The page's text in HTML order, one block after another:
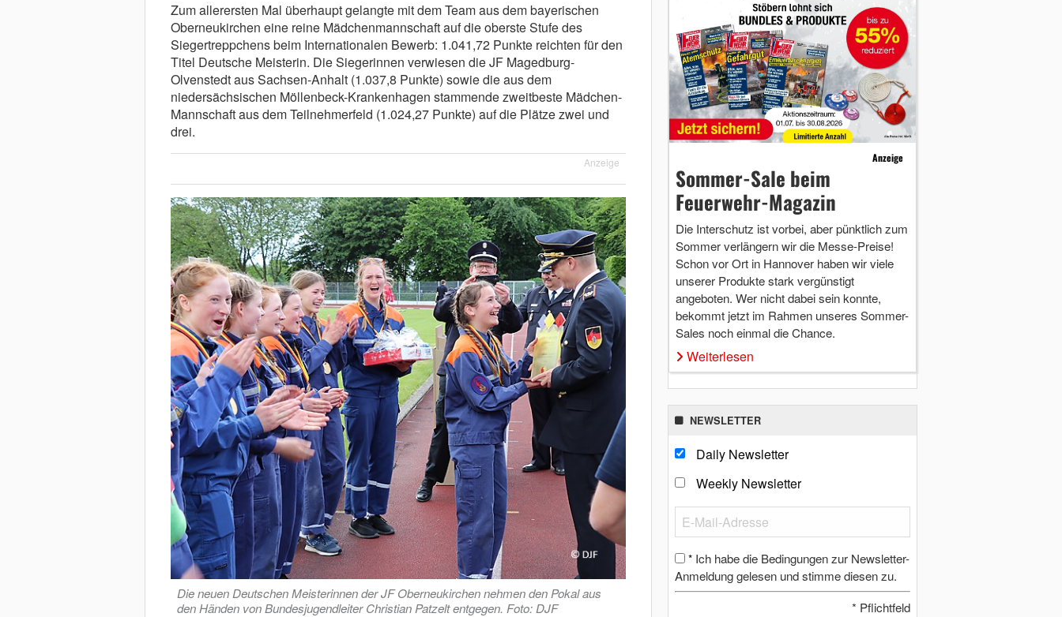
Zum allerersten Mal überhaupt gelangte mit dem Team aus dem bayerischen
Oberneukirchen eine reine Mädchenmannschaft auf die oberste Stufe des
Siegertreppchens beim Internationalen Bewerb: 1.041,72 Punkte reichten für den
Titel Deutsche Meisterin. Die Siegerinnen verwiesen die JF Magedburg-
Olvenstedt aus Sachsen-Anhalt (1.037,8 Punkte) sowie die aus dem
niedersächsischen Möllenbeck-Krankenhagen stammende zweitbeste Mädchen-
Mannschaft aus dem Teilnehmerfeld (1.024,27 Punkte) auf die Plätze zwei und
drei.
Anzeige
Die neuen Deutschen Meisterinnen der JF Oberneukirchen nehmen den Pokal aus
den Händen von Bundesjugendleiter Christian Patzelt entgegen. Foto: DJF
Anzeige
Sommer-Sale beim
Feuerwehr-Magazin
Die Interschutz ist vorbei, aber pünktlich zum
Sommer verlängern wir die Messe-Preise!
Schon vor Ort in Hannover haben wir viele
unserer Produkte stark vergünstigt
angeboten. Wer nicht dabei sein konnte,
bekommt jetzt im Rahmen unseres Sommer-
Sales noch einmal die Chance.
Weiterlesen
NEWSLETTER
Daily Newsletter
Weekly Newsletter
* Ich habe die Bedingungen zur Newsletter-
Anmeldung gelesen und stimme diesen zu.
* Pflichtfeld